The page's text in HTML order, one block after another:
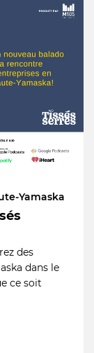
Yamaska
des
dans le
ce soit